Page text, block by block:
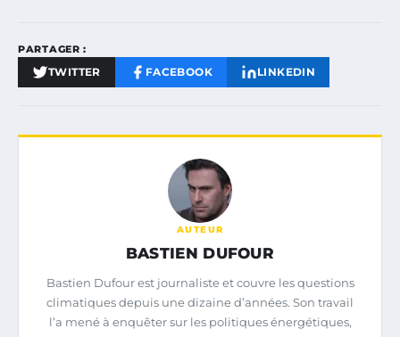
PARTAGER :
TWITTER FACEBOOK LINKEDIN
AUTEUR
BASTIEN DUFOUR
Bastien Dufour est journaliste et couvre les questions
climatiques depuis une dizaine d’années. Son travail
l’a mené à enquêter sur les politiques énergétiques,